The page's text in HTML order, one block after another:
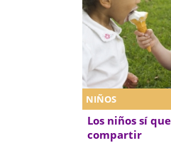
NIÑOS
Los niños sí
compartir